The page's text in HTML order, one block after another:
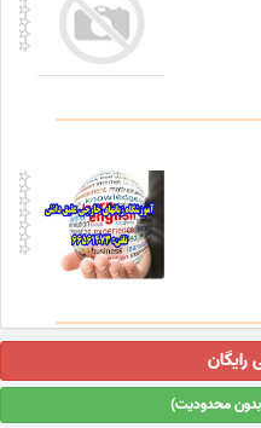
رایگان
محدودیت)